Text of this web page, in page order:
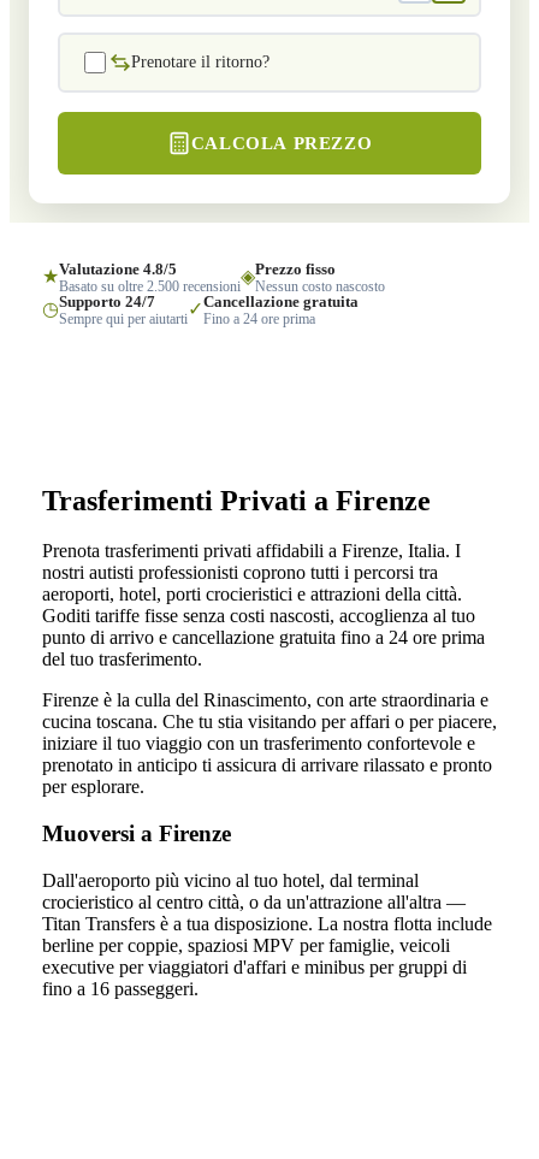
Prenotare il ritorno?
CALCOLA PREZZO
★Valutazione 4.8/5
Basato su oltre 2.500 recensioni◈Prezzo fisso
Nessun costo nascosto
◷Supporto 24/7
Sempre qui per aiutarti✓Cancellazione gratuita
Fino a 24 ore prima
Trasferimenti Privati a Firenze
Prenota trasferimenti privati affidabili a Firenze, Italia. I
nostri autisti professionisti coprono tutti i percorsi tra
aeroporti, hotel, porti crocieristici e attrazioni della città.
Goditi tariffe fisse senza costi nascosti, accoglienza al tuo
punto di arrivo e cancellazione gratuita fino a 24 ore prima
del tuo trasferimento.
Firenze è la culla del Rinascimento, con arte straordinaria e
cucina toscana. Che tu stia visitando per affari o per piacere,
iniziare il tuo viaggio con un trasferimento confortevole e
prenotato in anticipo ti assicura di arrivare rilassato e pronto
per esplorare.
Muoversi a Firenze
Dall'aeroporto più vicino al tuo hotel, dal terminal
crocieristico al centro città, o da un'attrazione all'altra —
Titan Transfers è a tua disposizione. La nostra flotta include
berline per coppie, spaziosi MPV per famiglie, veicoli
executive per viaggiatori d'affari e minibus per gruppi di
fino a 16 passeggeri.